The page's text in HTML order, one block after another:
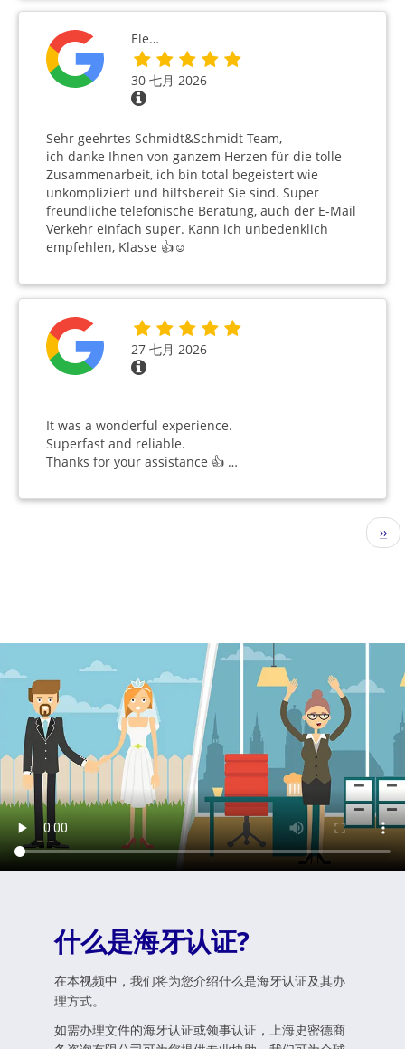
Ele…
30 七月 2026
Sehr geehrtes Schmidt&Schmidt Team,
ich danke Ihnen von ganzem Herzen für die tolle
Zusammenarbeit, ich bin total begeistert wie
unkompliziert und hilfsbereit Sie sind. Super
freundliche telefonische Beratung, auch der E-Mail
Verkehr einfach super. Kann ich unbedenklich
empfehlen, Klasse 👍☺️
27 七月 2026
It was a wonderful experience.
Superfast and reliable.
Thanks for your assistance 👍 …
下
一
››
什么是海牙认证?
在本视频中，我们将为您介绍什么是海牙认证及其办
理方式。
如需办理文件的海牙认证或领事认证，上海史密德商